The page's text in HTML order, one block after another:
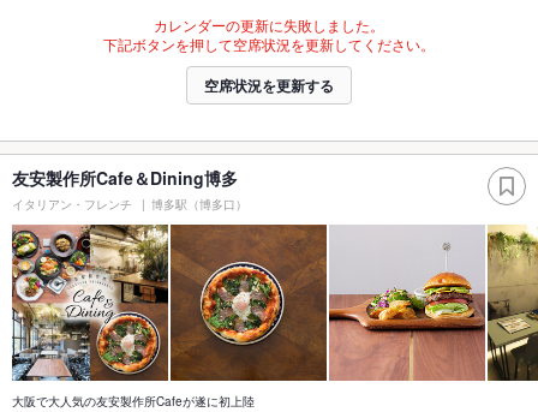
カレンダーの更新に失敗しました。
下記ボタンを押して空席状況を更新してください。
空席状況を更新する
友安製作所Cafe＆Dining博多
イタリアン・フレンチ 博多駅（博多口）
大阪で大人気の友安製作所Cafeが遂に初上陸